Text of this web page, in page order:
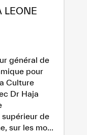
LEONE
général de
pour
Culture
Dr Haja
supérieur de
sur les mo...